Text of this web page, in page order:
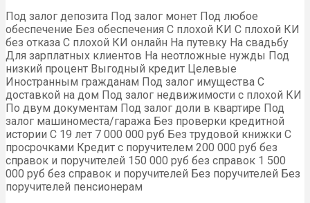
Под залог депозита Под залог монет Под любое
обеспечение Без обеспечения С плохой КИ С плохой КИ
без отказа С плохой КИ онлайн На путевку На свадьбу
Для зарплатных клиентов На неотложные нужды Под
низкий процент Выгодный кредит Целевые
Иностранным гражданам Под залог имущества С
доставкой на дом Под залог недвижимости с плохой КИ
По двум документам Под залог доли в квартире Под
залог машиноместа/гаража Без проверки кредитной
истории С 19 лет 7 000 000 руб Без трудовой книжки С
просрочками Кредит с поручителем 200 000 руб без
справок и поручителей 150 000 руб без справок 1 500
000 руб без справок и поручителей Без поручителей Без
поручителей пенсионерам